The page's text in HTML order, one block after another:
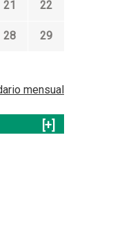
21 22
28 29
mensual
[+]